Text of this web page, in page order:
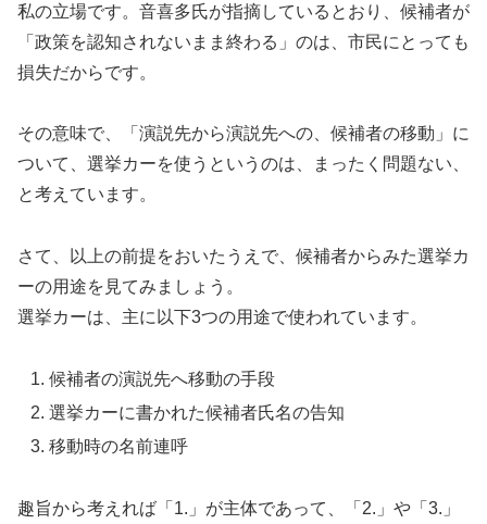
私の立場です。音喜多氏が指摘しているとおり、候補者が
「政策を認知されないまま終わる」のは、市民にとっても
損失だからです。
その意味で、「演説先から演説先への、候補者の移動」に
ついて、選挙カーを使うというのは、まったく問題ない、
と考えています。
さて、以上の前提をおいたうえで、候補者からみた選挙カ
ーの用途を見てみましょう。
選挙カーは、主に以下3つの用途で使われています。
候補者の演説先へ移動の手段
選挙カーに書かれた候補者氏名の告知
移動時の名前連呼
趣旨から考えれば「1.」が主体であって、「2.」や「3.」